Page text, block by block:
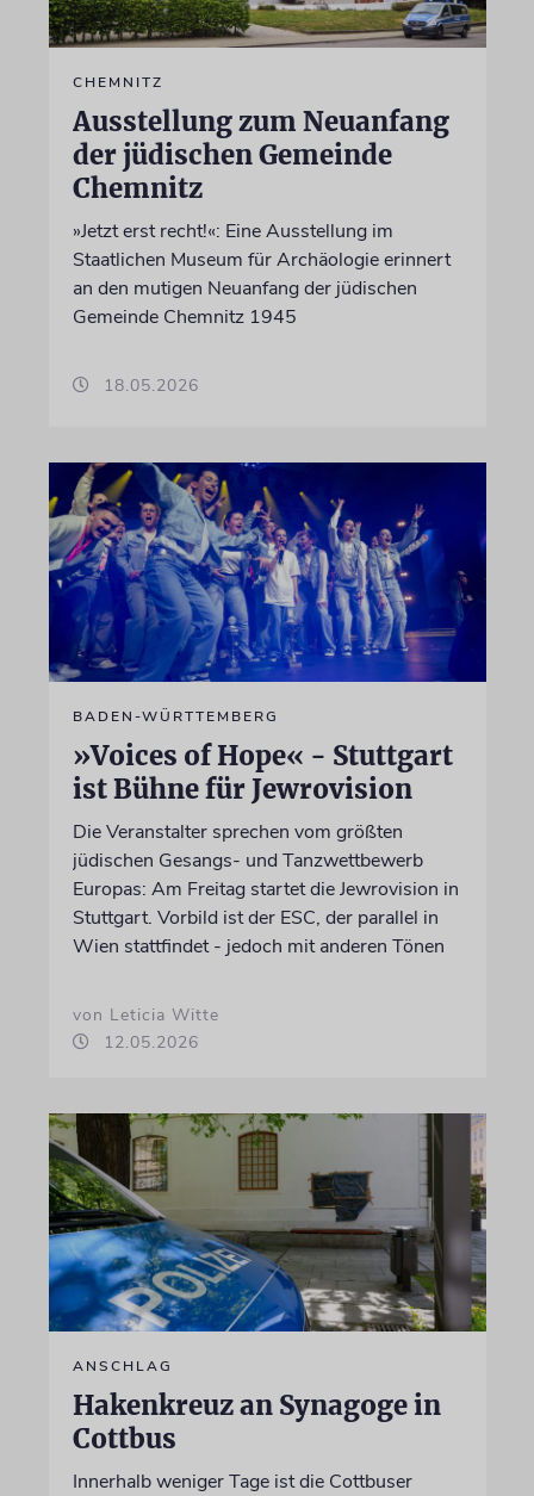
CHEMNITZ
Ausstellung zum Neuanfang
der jüdischen Gemeinde
Chemnitz
»Jetzt erst recht!«: Eine Ausstellung im
Staatlichen Museum für Archäologie erinnert
an den mutigen Neuanfang der jüdischen
Gemeinde Chemnitz 1945
18.05.2026
BADEN-WÜRTTEMBERG
»Voices of Hope« - Stuttgart
ist Bühne für Jewrovision
Die Veranstalter sprechen vom größten
jüdischen Gesangs- und Tanzwettbewerb
Europas: Am Freitag startet die Jewrovision in
Stuttgart. Vorbild ist der ESC, der parallel in
Wien stattfindet - jedoch mit anderen Tönen
von Leticia Witte
12.05.2026
ANSCHLAG
Hakenkreuz an Synagoge in
Cottbus
Innerhalb weniger Tage ist die Cottbuser